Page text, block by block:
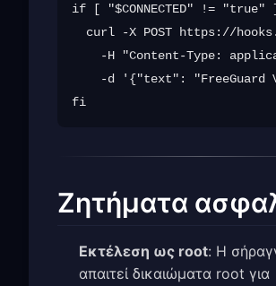
if [ "$CONNECTED" !=
curl -X POST https://
-H "Content-Type:
-d '{"text": "FreeGuard
Ζητήματα
Εκτέλεση ως root: Η
απαιτεί δικαιώματα root για